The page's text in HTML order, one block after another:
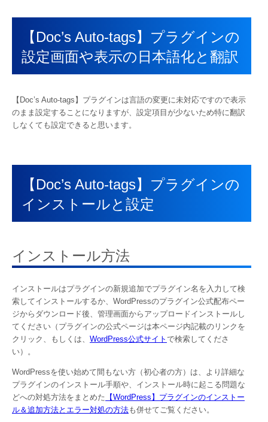
【Doc’s Auto-tags】プラグインの
設定画面や表示の日本語化と翻訳
【Doc’s Auto-tags】プラグインは言語の変更に未対応ですので表示
のまま設定することになりますが、設定項目が少ないため特に翻訳
しなくても設定できると思います。
【Doc’s Auto-tags】プラグインの
インストールと設定
インストール方法
インストールはプラグインの新規追加でプラグイン名を入力して検
索してインストールするか、WordPressのプラグイン公式配布ペー
ジからダウンロード後、管理画面からアップロードインストールし
てください（プラグインの公式ページは本ページ内記載のリンクを
クリック、もしくは、 WordPress公式サイト で検索してくださ
い）。
WordPressを使い始めて間もない方（初心者の方）は、より詳細な
プラグインのインストール手順や、インストール時に起こる問題な
どへの対処方法をまとめた 【WordPress】プラグインのインストー
ル＆追加方法とエラー対処の方法も併せてご覧ください。